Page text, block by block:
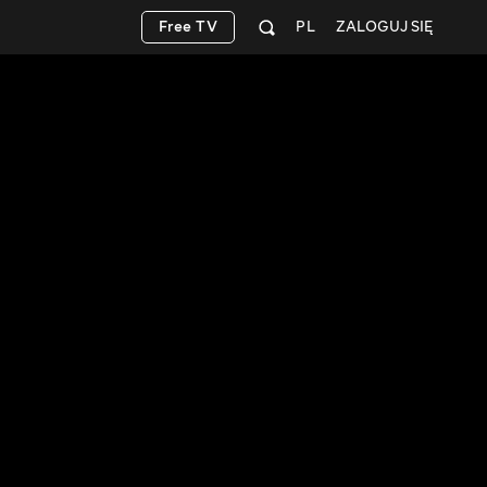
ZALOGUJ SIĘ
PL
Free TV